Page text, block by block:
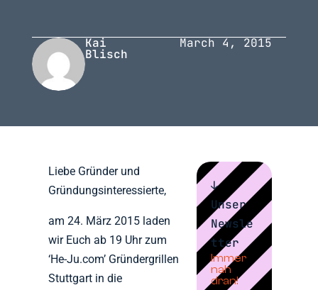
Kai
Blisch
March 4, 2015
Liebe Gründer und
Gründungsinteressierte,
am 24. März 2015 laden
wir Euch ab 19 Uhr zum
‘He-Ju.com’ Gründergrillen
Stuttgart in die
↓
Unser
Newsle
tter
Immer
nah
dran!